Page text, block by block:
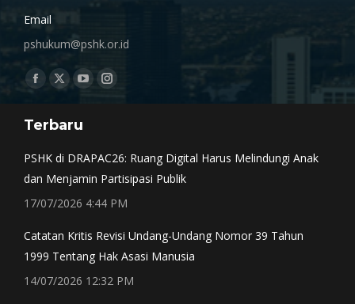
Email
pshukum@pshk.or.id
Find us on:
Facebook
opens
window
X
opens
window
YouTube
opens
Instagram
window
Terbaru
PSHK di DRAPAC26: Ruang Digital Harus Melindungi Anak
dan Menjamin Partisipasi Publik
17/07/2026 4:44 PM
Catatan Kritis Revisi Undang-Undang Nomor 39 Tahun
1999 Tentang Hak Asasi Manusia
14/07/2026 12:32 PM